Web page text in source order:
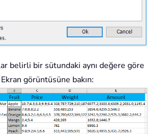
belirli bir sütundaki aynı değere göre
görüntüsüne bakın: